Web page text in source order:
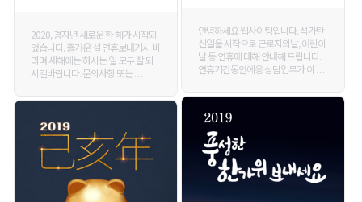
안녕하세요 웹사이팅입니다. 석가탄
신일을 시작으로 근로자의날, 어린이
날 등 연휴에 대해 안내해 드립니다.
연휴기간동안에응 상담업무가 이 . . .
2020, 경자년 새로운 한 해가 시작되
었습니다. 즐거운 설 연휴보내기시 바
라며 새해에는 하시는 일 모두 잘 되
시길바랍니다. 문의사항 또는 . . .